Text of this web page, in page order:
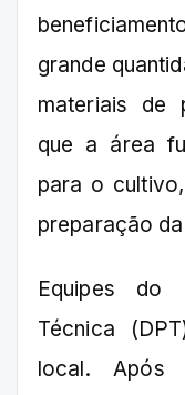
grande
materiais de
que a área
para o
preparação
Equipes do
Técnica
local. Após